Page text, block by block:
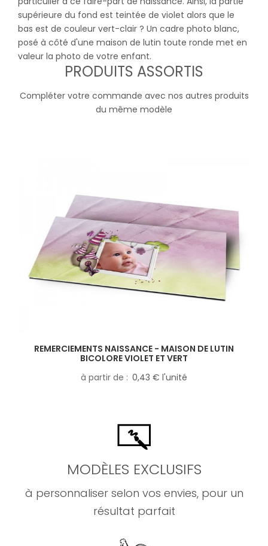
supérieure du fond est teintée de violet alors que le
bas est de couleur vert-clair ? Un cadre photo blanc,
posé à côté d'une maison de lutin toute ronde met en
valeur la photo de votre enfant.
PRODUITS ASSORTIS
Compléter votre commande avec nos autres produits
du même modèle
REMERCIEMENTS NAISSANCE - MAISON DE LUTIN
BICOLORE VIOLET ET VERT
à partir de
0,43 € l'unité
MODÈLES EXCLUSIFS
à personnaliser selon vos envies, pour un
résultat parfait